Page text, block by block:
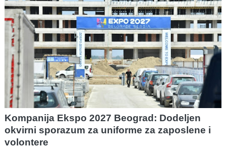
Kompanija Ekspo 2027 Beograd: Dodeljen
okvirni sporazum za uniforme za zaposlene i
volontere